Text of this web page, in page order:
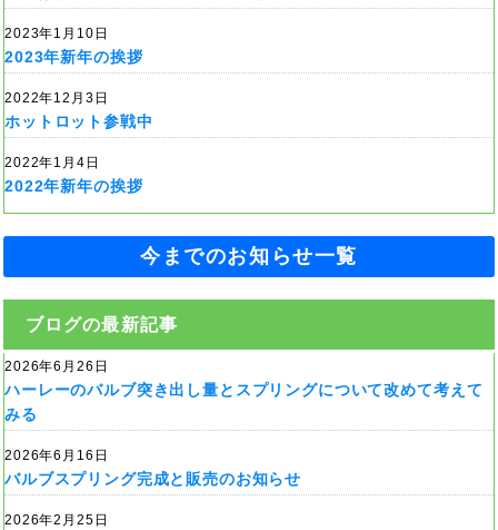
2023年1月10日
2023年新年の挨拶
2022年12月3日
ホットロット参戦中
2022年1月4日
2022年新年の挨拶
今までのお知らせ一覧
ブログの最新記事
2026年6月26日
ハーレーのバルブ突き出し量とスプリングについて改めて考えて
みる
2026年6月16日
バルブスプリング完成と販売のお知らせ
2026年2月25日